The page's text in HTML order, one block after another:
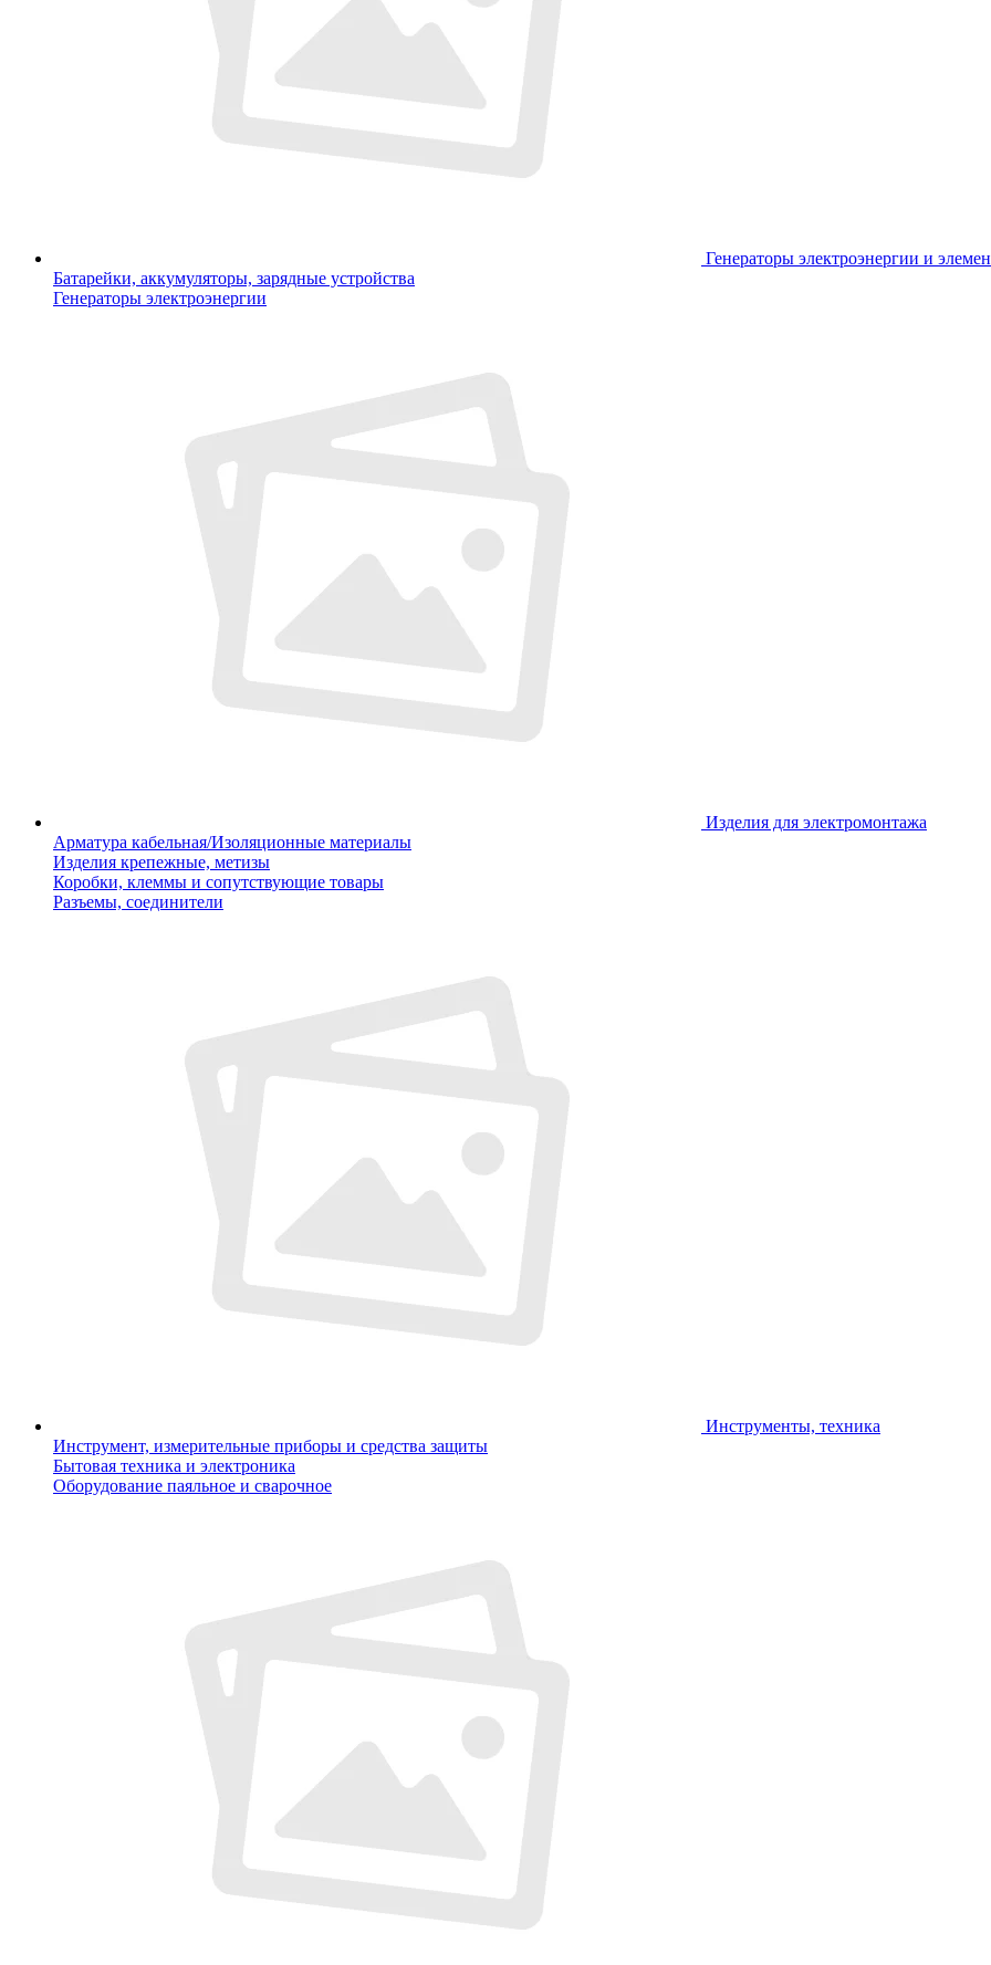
Генераторы электроэнергии и
Батарейки, аккумуляторы, зарядные устройства
Генераторы электроэнергии
Изделия для электромонтажа
Арматура кабельная/Изоляционные материалы
Изделия крепежные, метизы
Коробки, клеммы и сопутствующие товары
Разъемы, соединители
Инструменты, техника
Инструмент, измерительные приборы и средства защиты
Бытовая техника и электроника
Оборудование паяльное и сварочное